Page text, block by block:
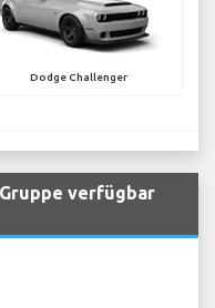
Dodge Challenger
verfügbar